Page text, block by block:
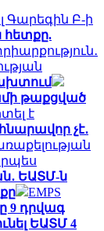
Գարեգին Բ-ի
հետքը.
թաքցված
է
չէ․
ԵԱՏՄ-ն
EMPS
9 դրվագ
ԵԱՏՄ 4